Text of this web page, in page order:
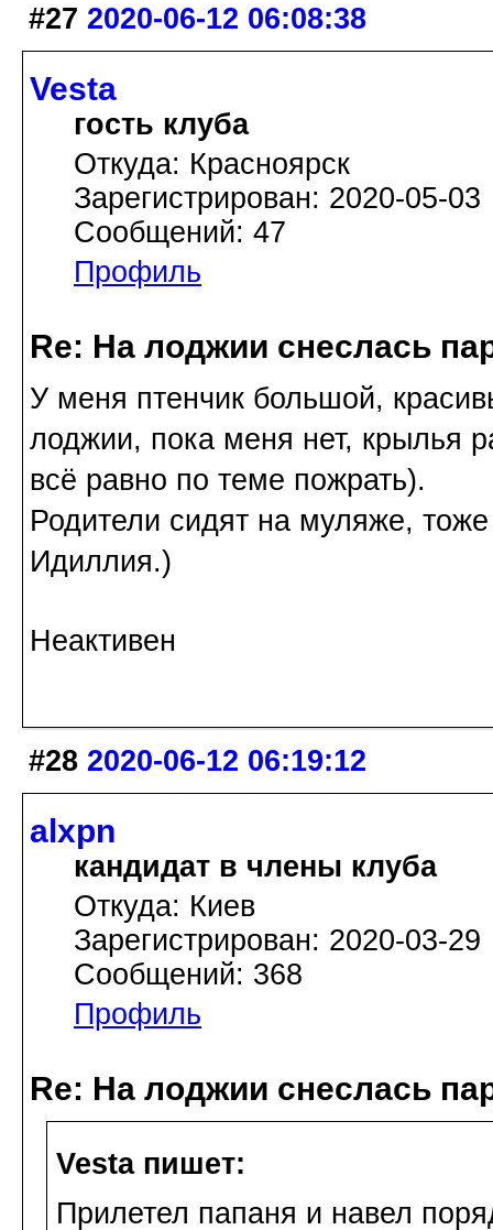
#27 2020-06-12 06:08:38
Vesta
гость клуба
Откуда: Красноярск
Зарегистрирован: 2020-05-03
Сообщений: 47
Профиль
Re: На лоджии снеслась
У меня птенчик большой,
лоджии, пока меня нет, крылья
всё равно по теме пожрать).
Родители сидят на муляже,
Идиллия.)
Неактивен
#28 2020-06-12 06:19:12
alxpn
кандидат в члены клуба
Откуда: Киев
Зарегистрирован: 2020-03-29
Сообщений: 368
Профиль
Re: На лоджии снеслась
Vesta пишет:
Прилетел папаня и навел